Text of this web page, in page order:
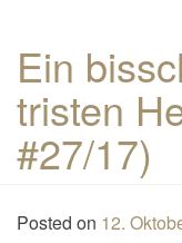
Ein
tristen
#27/17)
Posted on 12.